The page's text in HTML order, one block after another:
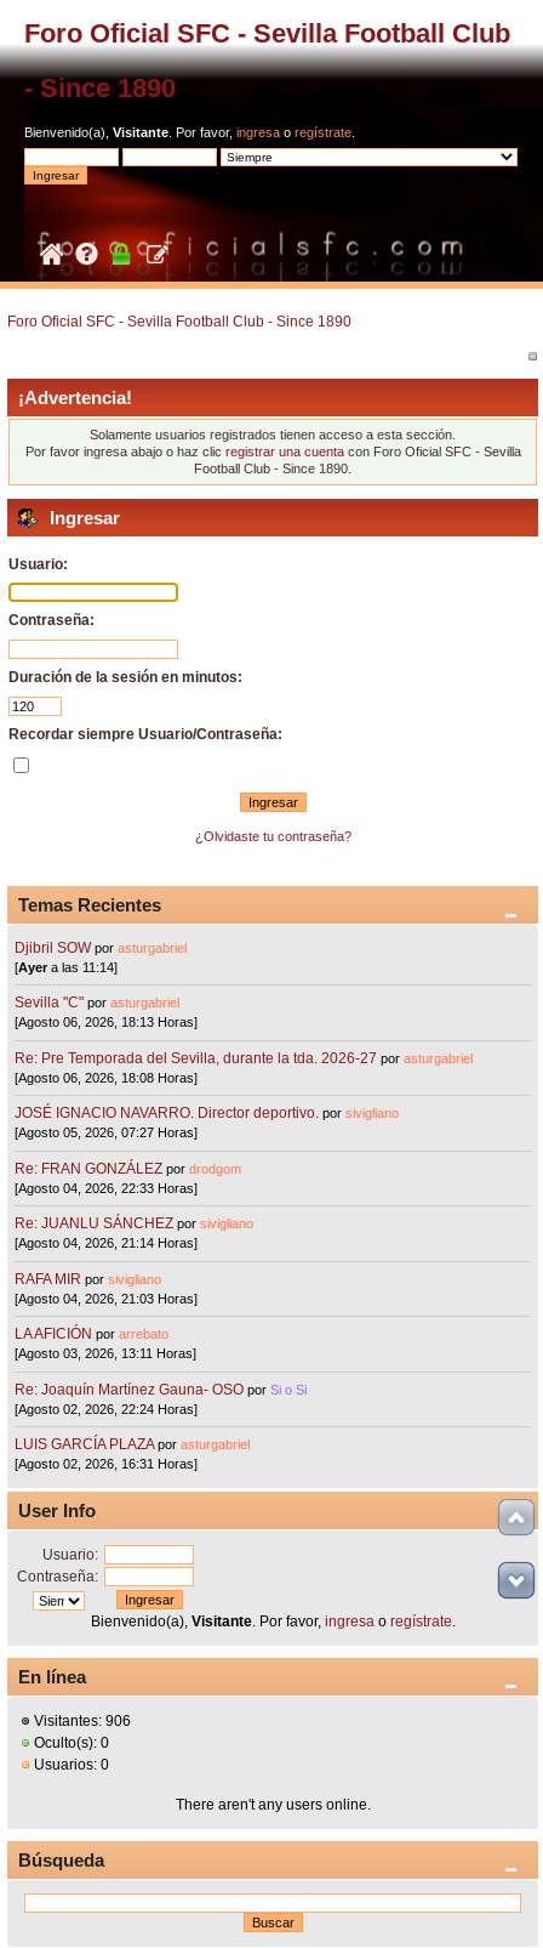
Foro Oficial SFC - Sevilla Football Club
- Since 1890
Bienvenido(a), Visitante . Por favor, ingresa o regístrate
Foro Oficial SFC - Sevilla Football Club - Since 1890
¡Advertencia!
Solamente usuarios registrados tienen acceso a esta sección.
Por favor ingresa abajo o haz clic registrar una cuentacon Foro Oficial SFC - Sevilla
Football Club - Since 1890.
Ingresar
Usuario:
Contraseña:
Duración de la sesión en minutos:
Recordar siempre Usuario/Contraseña:
¿Olvidaste tu contraseña?
Temas Recientes
Djibril SOW porasturgabriel
[Ayera las 11:14]
Sevilla "C"porasturgabriel
[Agosto 06, 2026, 18:13 Horas]
Re: Pre Temporada del Sevilla, durante la tda. 2026-27 porasturgabriel
[Agosto 06, 2026, 18:08 Horas]
JOSÉ IGNACIO NAVARRO. Director deportivo. porsivigliano
[Agosto 05, 2026, 07:27 Horas]
Re: FRAN GONZÁLEZ pordrodgom
[Agosto 04, 2026, 22:33 Horas]
Re: JUANLU SÁNCHEZ porsivigliano
[Agosto 04, 2026, 21:14 Horas]
RAFA MIR porsivigliano
[Agosto 04, 2026, 21:03 Horas]
LA AFICIÓN porarrebato
[Agosto 03, 2026, 13:11 Horas]
Re: Joaquín Martínez Gauna- OSO porSi o Si
[Agosto 02, 2026, 22:24 Horas]
LUIS GARCÍA PLAZA porasturgabriel
[Agosto 02, 2026, 16:31 Horas]
User Info
Usuario:
Contraseña:
Bienvenido(a), Visitante. Por favor, ingresao regístrate.
En línea
Visitantes: 906
Oculto(s): 0
Usuarios: 0
There aren't any users online.
Búsqueda